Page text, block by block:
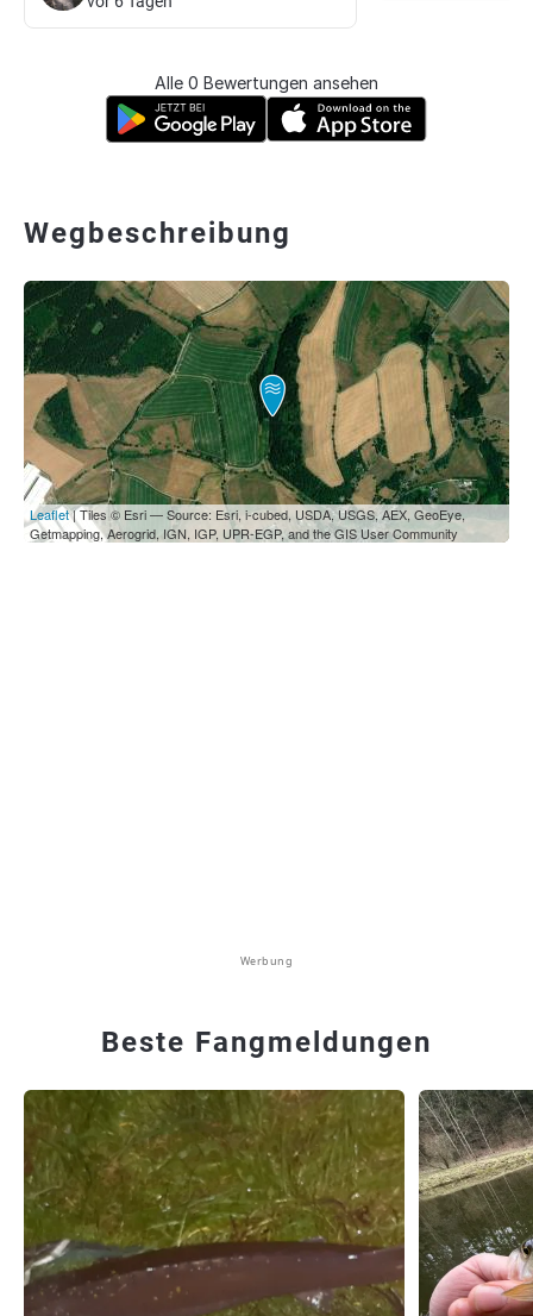
Alle 0 Bewertungen ansehen
Wegbeschreibung
Leaflet| Tiles © Esri — Source: Esri, i-cubed, USDA, USGS, AEX, GeoEye,
Getmapping, Aerogrid, IGN, IGP, UPR-EGP, and the GIS User Community
Werbung
Beste Fangmeldungen